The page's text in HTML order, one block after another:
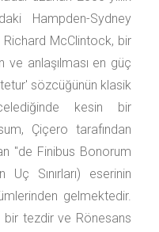
Hampden-Sydney
McClintock, bir
anlaşılması en güç
sözcüğünün klasik
kesin bir
Çiçero tarafından
"de Finibus Bonorum
Sınırları) eserinin
gelmektedir.
bir tezdir ve Rönesans